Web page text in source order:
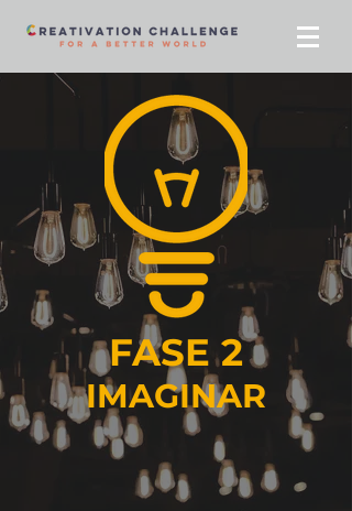
FASE 2
IMAGINAR